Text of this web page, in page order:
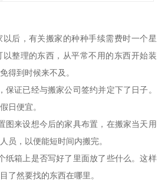
后，有关搬家的种种手续需费时一个星
整理的东西，从平常不用的东西开始装
得到时候来不及。
保证已经与搬家公司签约并定下了日子。
日便宜。
图来设想今后的家具布置，在搬家当天用
员，以便能短时间内搬完。
纸箱上是否写好了里面放了些什么。这样
了然要找的东西在哪里。